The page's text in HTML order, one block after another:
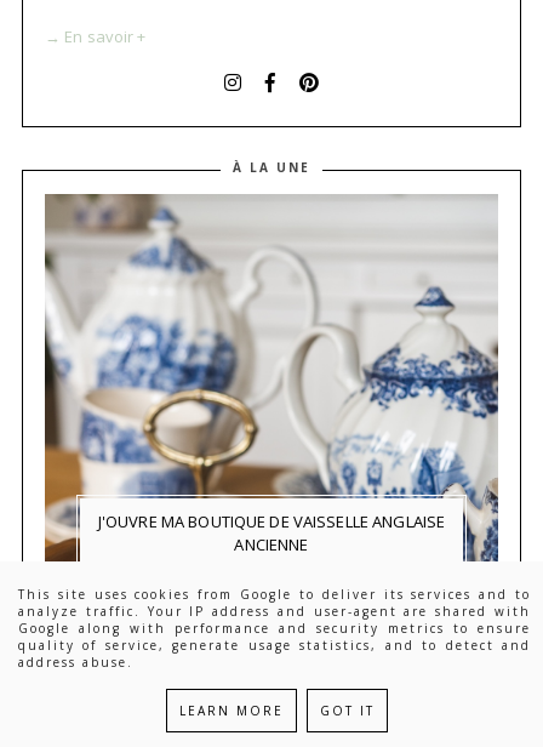
→ En savoir +
À LA UNE
J'OUVRE MA BOUTIQUE DE VAISSELLE ANGLAISE
ANCIENNE
This site uses cookies from Google to deliver its services and to
analyze traffic. Your IP address and user-agent are shared with
Google along with performance and security metrics to ensure
quality of service, generate usage statistics, and to detect and
address abuse.
LEARN MORE GOT IT